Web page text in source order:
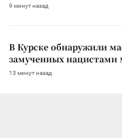
9 минут назад
В Курске обнаружили
замученных нацистами
13 минут назад